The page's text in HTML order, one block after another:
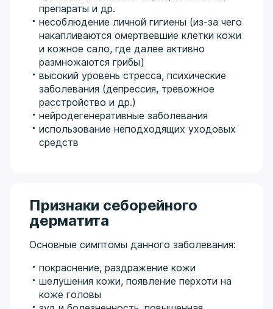
препараты и др.
несоблюдение личной гигиены (из-за чего
накапливаются омертвевшие клетки кожи
и кожное сало, где далее активно
размножаются грибы)
высокий уровень стресса, психические
заболевания (депрессия, тревожное
расстройство и др.)
нейродегенеративные заболевания
использование неподходящих уходовых
средств
Признаки себорейного
дерматита
Основные симптомы данного заболевания:
покраснение, раздражение кожи
шелушения кожи, появление перхоти на
коже головы